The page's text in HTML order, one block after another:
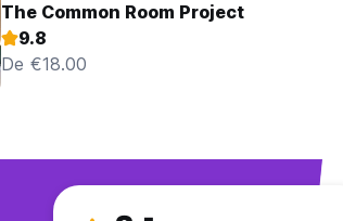
The Common Room Project
9.8
De €18.00